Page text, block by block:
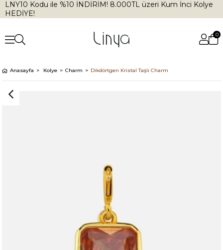
LNY10 Kodu ile %10 İNDİRİM! 8.000TL üzeri Kum İnci Kolye
HEDİYE!
0
Anasayfa Kolye Charm Dikdörtgen Kristal Taşlı Charm